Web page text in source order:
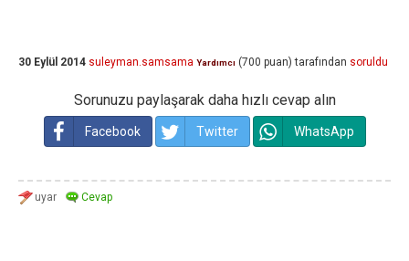
30 Eylül 2014 suleyman.samsama Yardımcı (700 puan) tarafından soruldu
Sorunuzu paylaşarak daha hızlı cevap alın
Facebook Twitter WhatsApp